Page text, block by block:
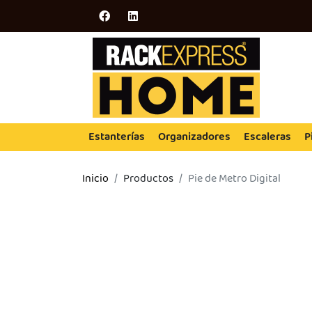
Estanterías Organizadores Escaleras
Inicio Productos Pie de Metro Digital